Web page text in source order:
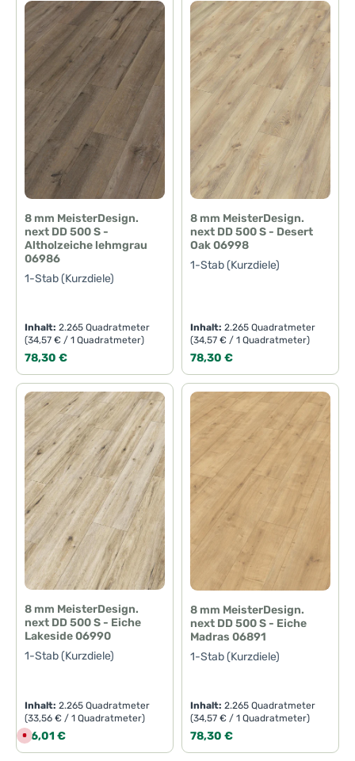
8 mm MeisterDesign.
next DD 500 S -
Altholzeiche lehmgrau
06986
1-Stab (Kurzdiele)
Inhalt:2.265 Quadratmeter
(34,57 € / 1 Quadratmeter)
Regulärer Preis:
78,30 €
8 mm MeisterDesign.
next DD 500 S - Desert
Oak 06998
1-Stab (Kurzdiele)
Inhalt:2.265 Quadratmeter
(34,57 € / 1 Quadratmeter)
Regulärer Preis:
78,30 €
8 mm MeisterDesign.
next DD 500 S - Eiche
Lakeside 06990
1-Stab (Kurzdiele)
Inhalt:2.265 Quadratmeter
(33,56 € / 1 Quadratmeter)
Regulärer Preis:
D
e
r
76,01 €
8 mm MeisterDesign.
next DD 500 S - Eiche
Madras 06891
1-Stab (Kurzdiele)
Inhalt:2.265 Quadratmeter
(34,57 € / 1 Quadratmeter)
Regulärer Preis:
78,30 €